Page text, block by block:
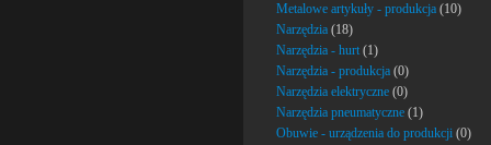
Metalowe artykuły - produkcja (10)
Narzędzia (18)
Narzędzia - hurt (1)
Narzędzia - produkcja (0)
Narzędzia elektryczne (0)
Narzędzia pneumatyczne (1)
Obuwie - urządzenia do produkcji (0)